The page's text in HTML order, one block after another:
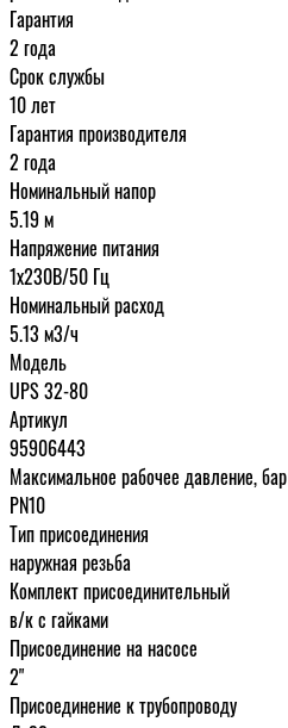
Гарантия
2 года
Срок службы
10 лет
Гарантия производителя
2 года
Номинальный напор
5.19 м
Напряжение питания
1х230В/50 Гц
Номинальный расход
5.13 м3/ч
Модель
UPS 32-80
Артикул
95906443
Максимальное рабочее давление, бар
PN10
Тип присоединения
наружная резьба
Комплект присоединительный
в/к с гайками
Присоединение на насосе
2"
Присоединение к трубопроводу